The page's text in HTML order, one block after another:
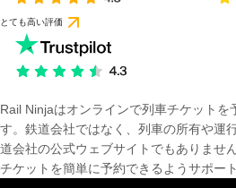
とても高い評価
Rail Ninjaはオンラインで列車チケットを
す。鉄道会社ではなく、列車の所有や運
道会社の公式ウェブサイトでもありませ
チケットを簡単に予約できるようサポー